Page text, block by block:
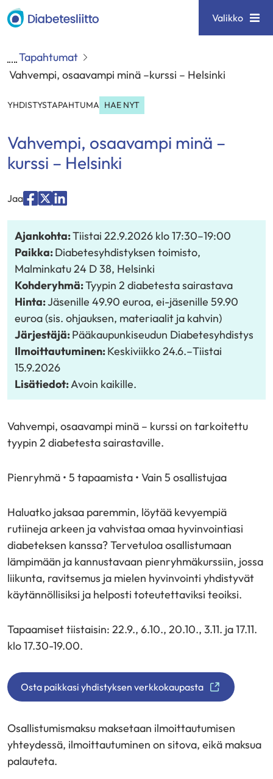
Siirry
sisältöön
Diabetesliitto Valikko
Tapahtumat
Vahvempi, osaavampi minä –kurssi – Helsinki
YHDISTYSTAPAHTUMA HAE NYT
Vahvempi, osaavampi minä –
kurssi – Helsinki
Jaa
"Facebook"
"X""LinkedIn"
Ajankohta:Tiistai 22.9.2026 klo 17:30–19:00
Paikka:Diabetesyhdistyksen toimisto,
Malminkatu 24 D 38, Helsinki
Kohderyhmä:Tyypin 2 diabetesta sairastava
Hinta:Jäsenille 49.90 euroa, ei-jäsenille 59.90
euroa (sis. ohjauksen, materiaalit ja kahvin)
Järjestäjä:Pääkaupunkiseudun Diabetesyhdistys
Ilmoittautuminen:Keskiviikko 24.6.–Tiistai
15.9.2026
Lisätiedot:Avoin kaikille.
Vahvempi, osaavampi minä – kurssi on tarkoitettu
tyypin 2 diabetesta sairastaville.
Pienryhmä • 5 tapaamista • Vain 5 osallistujaa
Haluatko jaksaa paremmin, löytää kevyempiä
rutiineja arkeen ja vahvistaa omaa hyvinvointiasi
diabeteksen kanssa? Tervetuloa osallistumaan
lämpimään ja kannustavaan pienryhmäkurssiin, jossa
liikunta, ravitsemus ja mielen hyvinvointi yhdistyvät
käytännöllisiksi ja helposti toteutettaviksi teoiksi.
Tapaamiset tiistaisin: 22.9., 6.10., 20.10., 3.11. ja 17.11.
klo 17.30-19.00.
Osta paikkasi yhdistyksen verkkokaupasta
(
r
r
Osallistumismaksu maksetaan ilmoittautumisen
yhteydessä, ilmoittautuminen on sitova, eikä maksua
palauteta.